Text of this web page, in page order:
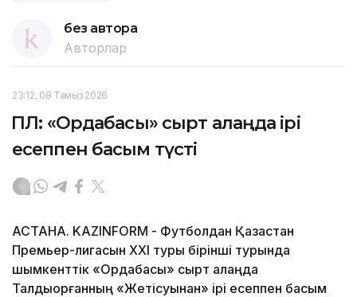
без автора
Авторлар
23:12, 08 Тамыз 2026
ҚПЛ: «Ордабасы» сырт алаңда ірі
есеппен басым түсті
АСТАНА. KAZINFORM - Футболдан Қазақстан
Премьер-лигасын ХХІ туры бірінші турында
шымкенттік «Ордабасы» сырт алаңда
Талдықорғанның «Жетісуынан» ірі есеппен басым